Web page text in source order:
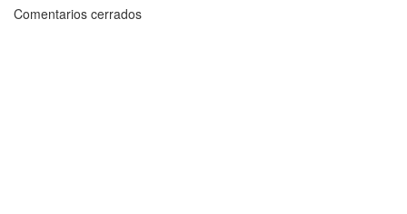
Comentarios cerrados